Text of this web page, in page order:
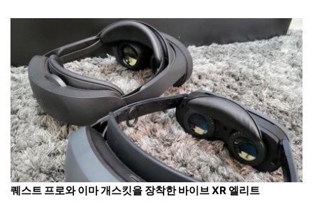
퀘스트 프로와 이마 개스킷을 장착한 바이브 XR 엘리트